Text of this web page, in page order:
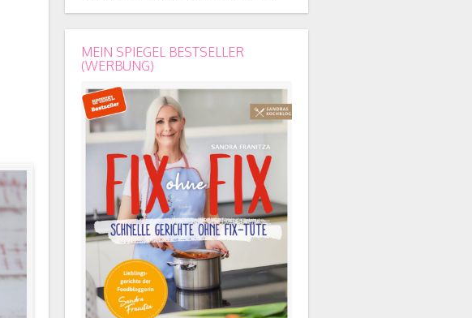
MEIN SPIEGEL BESTSELLER
(WERBUNG)